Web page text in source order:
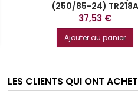
(250/85-24) TR218A
Prix
37,53 €
Ajouter au panier
LES CLIENTS QUI ONT